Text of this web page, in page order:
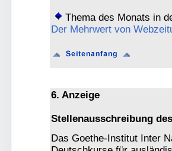
Thema des Monats in
Der Mehrwert von
6. Anzeige
Stellenausschreibung
Das Goethe-Institut Inter